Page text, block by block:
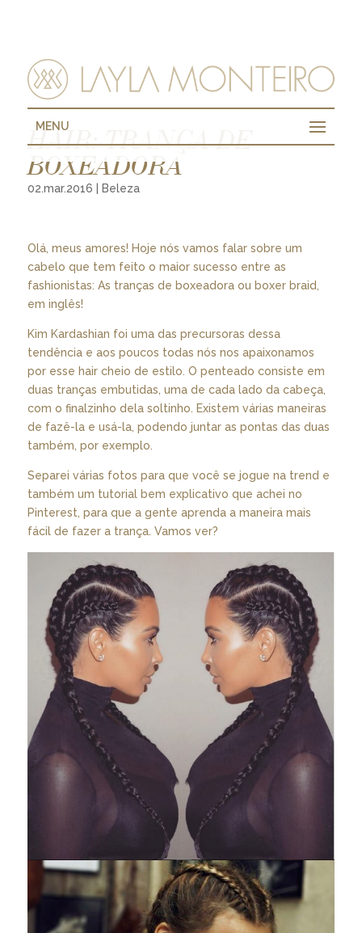
MENU
HAIR: TRANÇA DE
BOXEADORA
02.mar.2016 Beleza
Olá, meus amores! Hoje nós vamos falar sobre um
cabelo que tem feito o maior sucesso entre as
fashionistas: As tranças de boxeadora ou boxer braid,
em inglês!
Kim Kardashian foi uma das precursoras dessa
tendência e aos poucos todas nós nos apaixonamos
por esse hair cheio de estilo. O penteado consiste em
duas tranças embutidas, uma de cada lado da cabeça,
com o finalzinho dela soltinho. Existem várias maneiras
de fazê-la e usá-la, podendo juntar as pontas das duas
também, por exemplo.
Separei várias fotos para que você se jogue na trend e
também um tutorial bem explicativo que achei no
Pinterest, para que a gente aprenda a maneira mais
fácil de fazer a trança. Vamos ver?